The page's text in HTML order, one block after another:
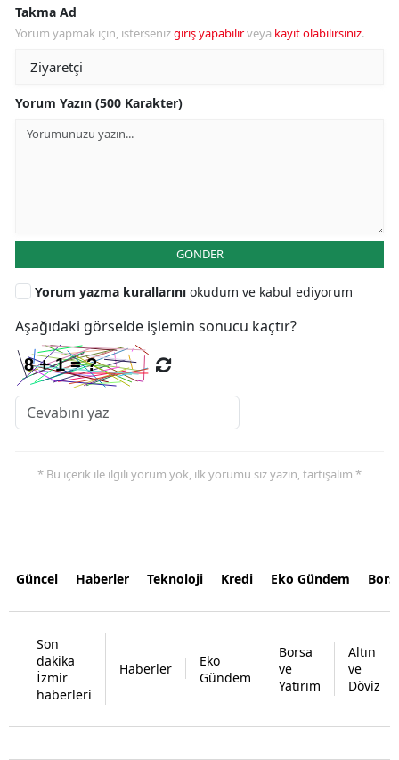
Takma Ad
Yorum yapmak için, istersenizgiriş yapabilirveya kayıt olabilirsiniz.
Yorum Yazın (500 Karakter)
GÖNDER
Yorum yazma kurallarını okudum ve kabul ediyorum
Aşağıdaki görselde işlemin sonucu kaçtır?
* Bu içerik ile ilgili yorum yok, ilk yorumu siz yazın, tartışalım *
Güncel Haberler Teknoloji Kredi Eko Gündem
Son
dakika
İzmir
haberleri
Haberler
Eko
Gündem
Borsa
ve
Yatırım
Altın
ve
Döviz